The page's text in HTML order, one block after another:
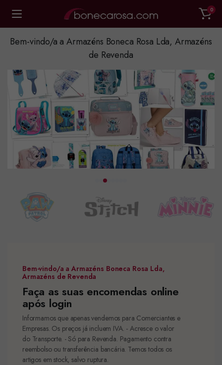
0
Bem-vindo/a a Armazéns Boneca Rosa Lda, Armazéns
de Revenda
Bem-vindo/a a Armazéns Boneca Rosa Lda,
Armazéns de Revenda
Faça as suas encomendas online
após login
Informamos que apenas vendemos para Comerciantes e
Empresas. Os preços já incluem IVA. - Acresce o valor
do Transporte. - Só para Revenda. Pagamento contra
reembolso ou transferência bancária. Temos todos os
artigos em stock, salvo ruptura.